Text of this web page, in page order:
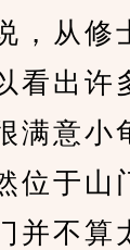
从修
看出许
意小龟
位于山
并不算